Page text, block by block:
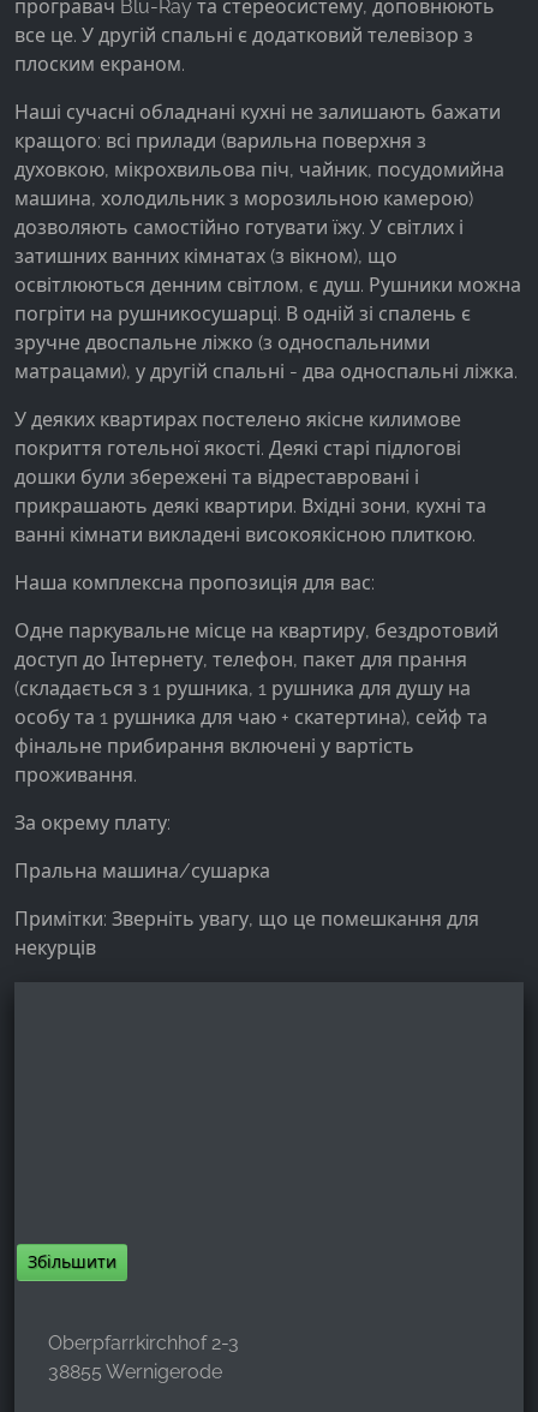
програвач Blu-Ray та стереосистему, доповнюють
все це. У другій спальні є додатковий телевізор з
плоским екраном.
Наші сучасні обладнані кухні не залишають бажати
кращого: всі прилади (варильна поверхня з
духовкою, мікрохвильова піч, чайник, посудомийна
машина, холодильник з морозильною камерою)
дозволяють самостійно готувати їжу. У світлих і
затишних ванних кімнатах (з вікном), що
освітлюються денним світлом, є душ. Рушники можна
погріти на рушникосушарці. В одній зі спалень є
зручне двоспальне ліжко (з односпальними
матрацами), у другій спальні - два односпальні ліжка.
У деяких квартирах постелено якісне килимове
покриття готельної якості. Деякі старі підлогові
дошки були збережені та відреставровані і
прикрашають деякі квартири. Вхідні зони, кухні та
ванні кімнати викладені високоякісною плиткою.
Наша комплексна пропозиція для вас:
Одне паркувальне місце на квартиру, бездротовий
доступ до Інтернету, телефон, пакет для прання
(складається з 1 рушника, 1 рушника для душу на
особу та 1 рушника для чаю + скатертина), сейф та
фінальне прибирання включені у вартість
проживання.
За окрему плату:
Пральна машина/сушарка
Примітки: Зверніть увагу, що це помешкання для
некурців
Збільшити
Oberpfarrkirchhof 2-3
38855 Wernigerode